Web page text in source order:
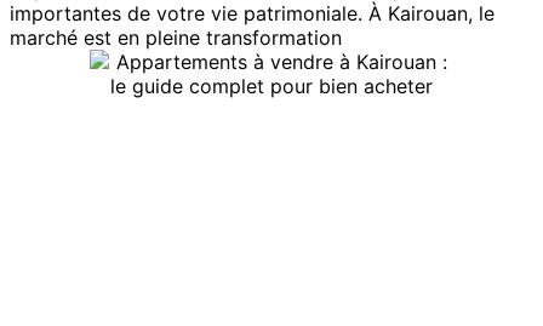
importantes de votre vie patrimoniale. À Kairouan, le
marché est en pleine transformation